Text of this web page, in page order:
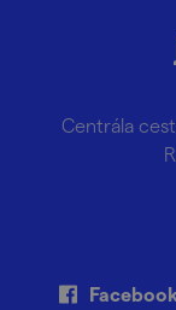
Centrála